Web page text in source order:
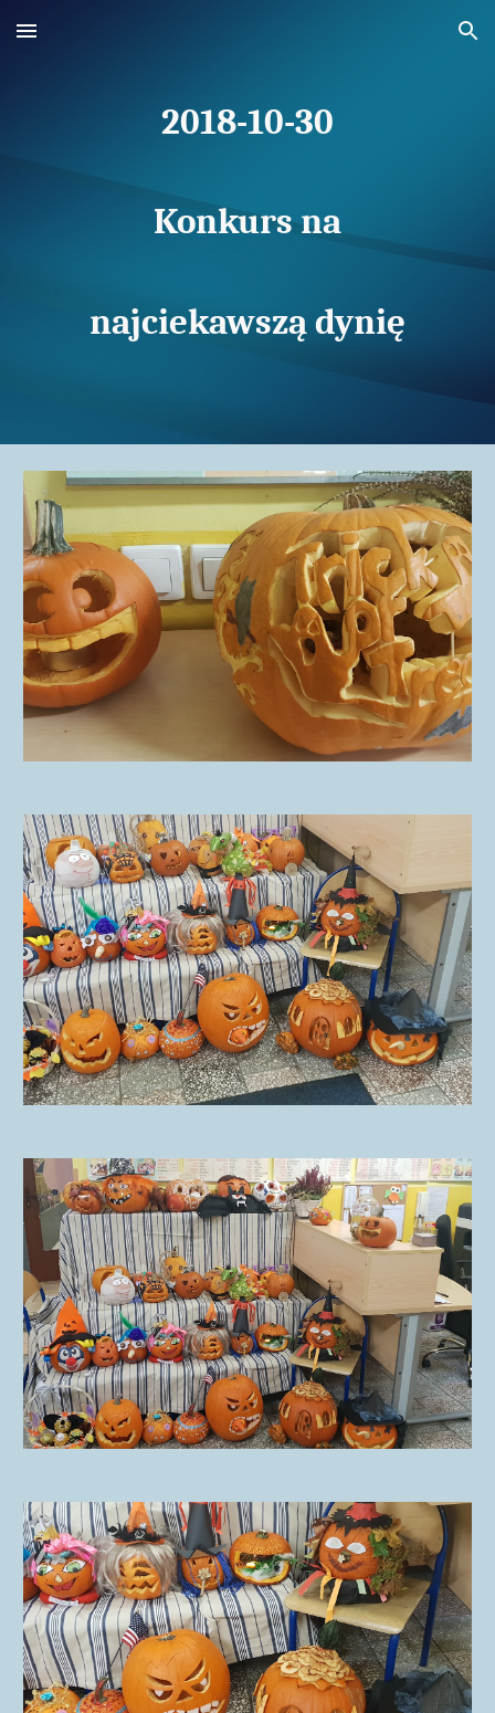
Skip to main content Skip to navigation
2018-10-30
Konkurs na
najciekawszą dynię